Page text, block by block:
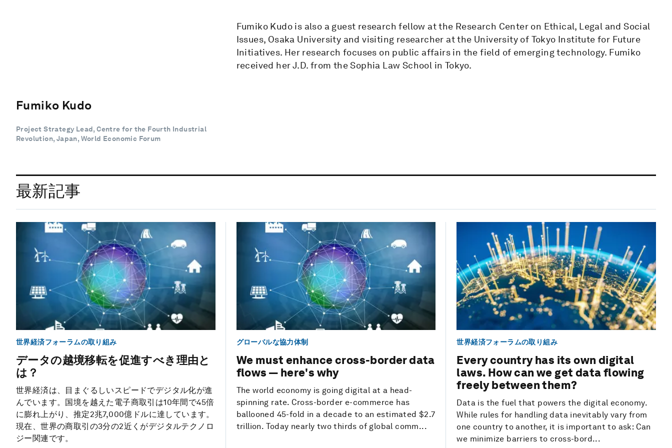
Fumiko Kudo
Project Strategy Lead, Centre for the Fourth Industrial
Revolution, Japan, World Economic Forum
Fumiko Kudo is also a guest research fellow at the Research Center on Ethical, Legal and Social
Issues, Osaka University and visiting researcher at the University of Tokyo Institute for Future
Initiatives. Her research focuses on public affairs in the field of emerging technology. Fumiko
received her J.D. from the Sophia Law School in Tokyo.
最新記事
世界経済フォーラムの取り組み
データの越境移転を促進すべき理由と
は？
世界経済は、目まぐるしいスピードでデジタル化が進
んでいます。国境を越えた電子商取引は10年間で45倍
に膨れ上がり、推定2兆7,000億ドルに達しています。
現在、世界の商取引の3分の2近くがデジタルテクノロ
ジー関連です。
グローバルな協力体制
We must enhance cross-border data
flows — here's why
The world economy is going digital at a head-
spinning rate. Cross-border e-commerce has
ballooned 45-fold in a decade to an estimated $2.7
trillion. Today nearly two thirds of global comm...
世界経済フォーラムの取り組み
Every country has its own digital
laws. How can we get data flowing
freely between them?
Data is the fuel that powers the digital economy.
While rules for handling data inevitably vary from
one country to another, it is important to ask: Can
we minimize barriers to cross-bord...